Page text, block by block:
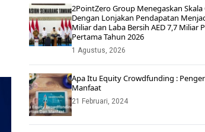
2PointZero Group Menegaskan
Dengan Lonjakan Pendapatan
Miliar dan Laba Bersih AED 7,7 Miliar
Pertama Tahun 2026
1 Agustus, 2026
Apa Itu Equity Crowdfunding :
Manfaat
21 Februari, 2024